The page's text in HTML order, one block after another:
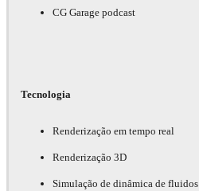
CG Garage podcast
Tecnologia
Renderização em tempo real
Renderização 3D
Simulação de dinâmica de fluidos